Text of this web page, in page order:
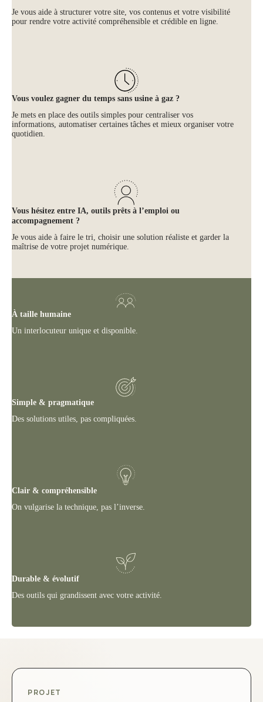
Je vous aide à structurer votre site, vos contenus et votre visibilité
pour rendre votre activité compréhensible et crédible en ligne.
Vous voulez gagner du temps sans usine à gaz ?
Je mets en place des outils simples pour centraliser vos
informations, automatiser certaines tâches et mieux organiser votre
quotidien.
Vous hésitez entre IA, outils prêts à l’emploi ou
accompagnement ?
Je vous aide à faire le tri, choisir une solution réaliste et garder la
maîtrise de votre projet numérique.
À taille humaine
Un interlocuteur unique et disponible.
Simple & pragmatique
Des solutions utiles, pas compliquées.
Clair & compréhensible
On vulgarise la technique, pas l’inverse.
Durable & évolutif
Des outils qui grandissent avec votre activité.
PROJET